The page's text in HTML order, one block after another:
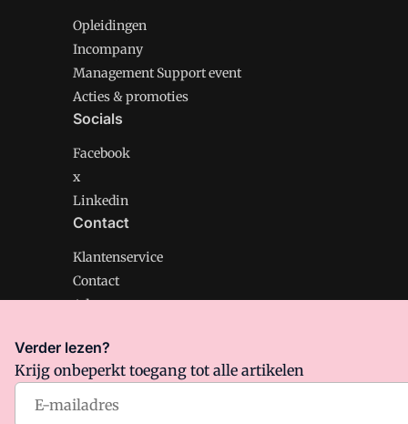
Opleidingen
Incompany
Management Support event
Acties & promoties
Socials
Facebook
x
Linkedin
Contact
Klantenservice
Contact
Adverteren
Management Support is onderdeel van VMN media.
Algemene Voorwaarden
Verder lezen?
Krijg onbeperkt toegang tot alle artikelen